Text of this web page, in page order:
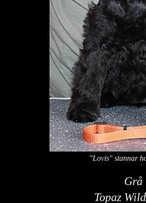
"Lovis" stannar
Grå
Topaz